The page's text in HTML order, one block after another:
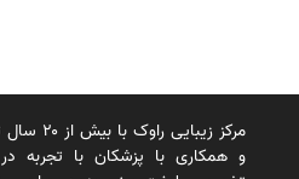
مرکز زیبایی
و همکاری با پزشکان با تجربه